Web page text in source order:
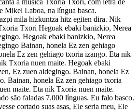
Mikel Laboa, na língua basca.
mila hizkuntza hitz egiten dira. Nik
Txori Hegoak ebaki banizkio, Nerea
Hegoak ebaki banizkio, Nerea
Bainan, honela Ez zen gehiago
Ez zen gehiago txoria izango. Eta nik
Txoria nuen maite. Hegoak ebaki
Ez zuen aldegingo. Bainan, honela Ez
Bainan, honela Ez zen gehiago txoria
maite. Eta nik Txoria nuen maite.
são faladas 7.000 línguas. Eu falo basco.
cortado suas asas, Ele seria meu, Ele